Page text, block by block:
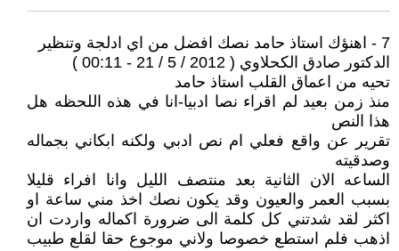
7 - اهنؤك استاذ حامد نصك افضل من اي ادلجة وتنظير
الدكتور صادق الكحلاوي ( 2012 / 5 / 21 - 00:11 )
تحيه من اعماق القلب استاذ حامد
منذ زمن بعيد لم اقراء نصا ادبيا-انا في هذه اللحظه هل
هذا النص
تقرير عن واقع فعلي ام نص ادبي ولكنه ابكاني بجماله
وصدقيته
الساعه الان الثانية بعد منتصف الليل وانا افراء قليلا
بسبب العمر والعيون وقد يكون نصك اخذ مني ساعة او
اكثر لقد شدتني كل كلمة الى ضرورة اكماله واردت ان
اذهب فلم استطع خصوصا ولاني موجوع حقا لقلع طبيب